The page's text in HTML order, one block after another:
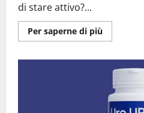
di stare attivo?...
Per saperne di piùUlteriori
2026
una
Truffa